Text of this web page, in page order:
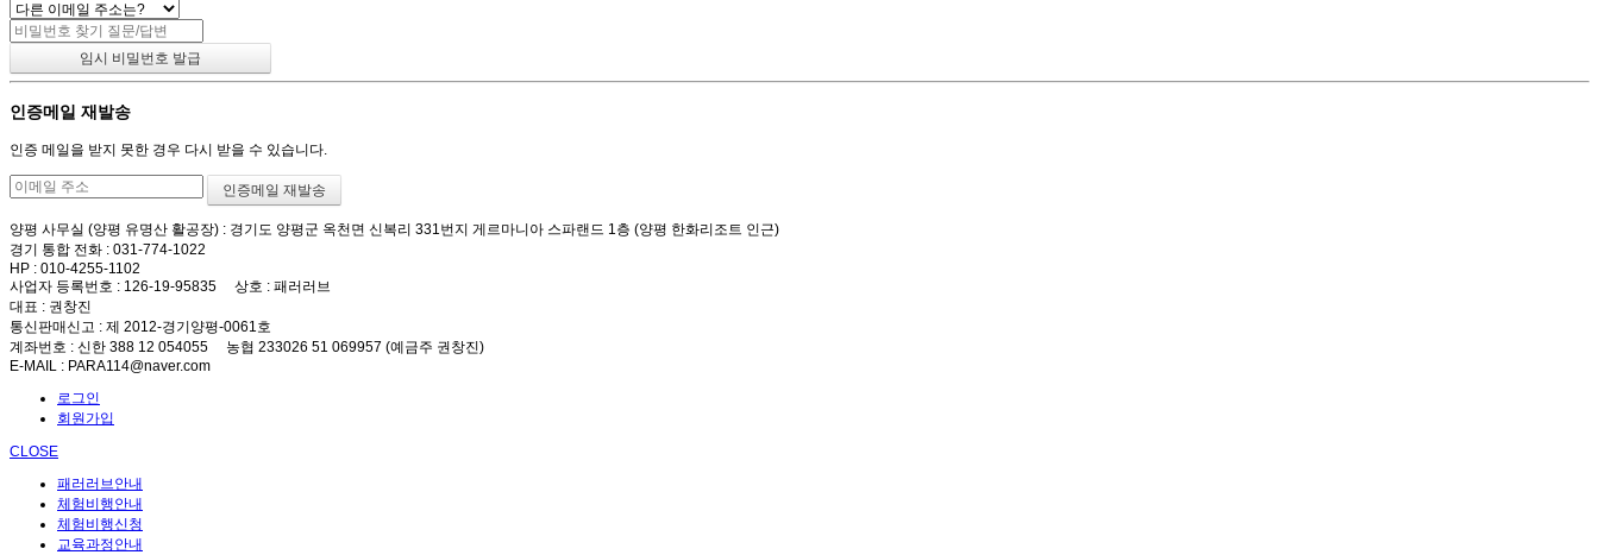
인증메일 재발송
인증 메일을 받지 못한 경우 다시 받을 수 있습니다.
양평 사무실 (양평 유명산 활공장) : 경기도 양평군 옥천면 신복리 331번지 게르마니아 스파랜드 1층 (양평 한화리조트 인근)
경기 통합 전화 : 031-774-1022
HP : 010-4255-1102
사업자 등록번호 : 126-19-95835 상호 : 패러러브
대표 : 권창진
통신판매신고 : 제 2012-경기양평-0061호
계좌번호 : 신한 388 12 054055 농협 233026 51 069957 (예금주 권창진)
E-MAIL : PARA114@naver.com
로그인
회원가입
CLOSE
패러러브안내
체험비행안내
체험비행신청
교육과정안내